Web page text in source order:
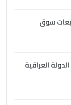
سوق
العراقية